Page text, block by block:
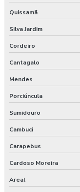
Empresa de medicina
Empresa de
Empresa prestadora
Empresa que faz pgr
Empresa de saúde e
Empresa de
Empresas de
Quissamã
Silva Jardim
Cordeiro
Cantagalo
Mendes
Porciúncula
Sumidouro
Cambuci
Carapebus
Cardoso Moreira
Areal